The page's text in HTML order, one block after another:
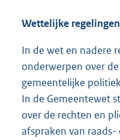
Wettelijke regelingen
In de wet en nadere
onderwerpen over
gemeentelijke
In de Gemeentewet
over de rechten en
afspraken van